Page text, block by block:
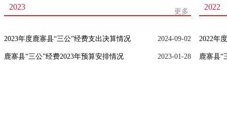
2023
更多
2023年度鹿寨县“三公”经费支出决算情况 2024-09-02
鹿寨县“三公”经费2023年预算安排情况 2023-01-28
2022
2022年
鹿寨县“